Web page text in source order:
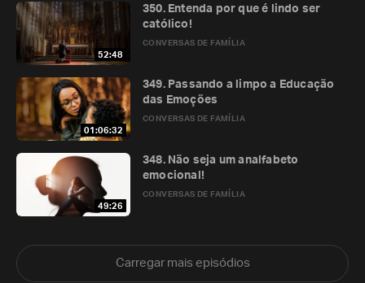
52:48
CONVERSAS DE FAMÍLIA
350. Entenda por que é lindo ser
católico!
01:06:32
CONVERSAS DE FAMÍLIA
349. Passando a limpo a Educação
das Emoções
49:26
CONVERSAS DE FAMÍLIA
348. Não seja um analfabeto
emocional!
Carregar mais episódios